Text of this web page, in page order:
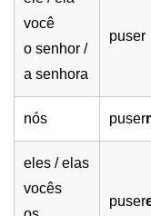
você
o senhor /
a senhora
puser
nós puser
eles / elas
vocês
puser